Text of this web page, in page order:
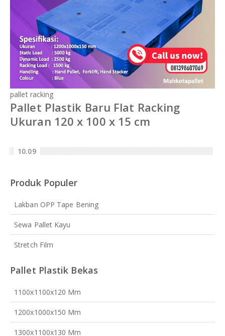
pallet racking
Pallet Plastik Baru Flat Racking
Ukuran 120 x 100 x 15 cm
10.09
Produk Populer
Lakban OPP Tape Bening
Sewa Pallet Kayu
Stretch Film
Pallet Plastik Bekas
1100x1100x120 Mm
1200x1000x150 Mm
1300x1100x130 Mm